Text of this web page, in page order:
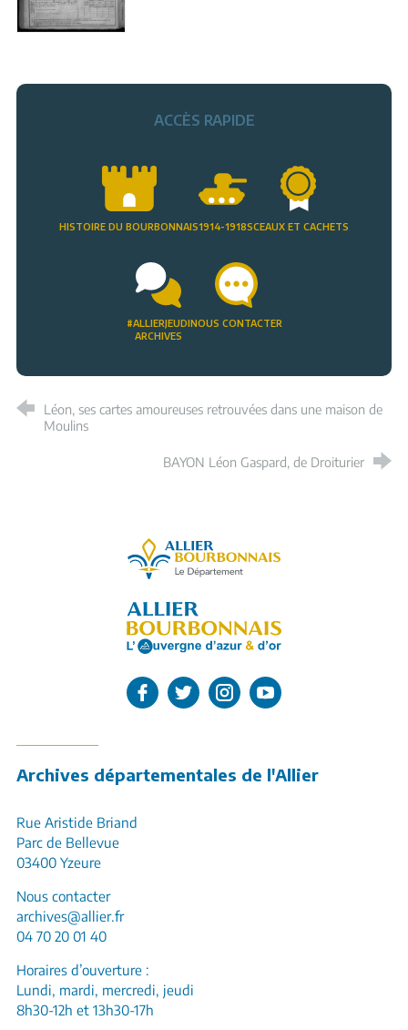
ACCÈS RAPIDE
HISTOIRE DU BOURBONNAIS1914-1918SCEAUX ET CACHETS
#ALLIERJEUDI
ARCHIVES
NOUS CONTACTER
Léon, ses cartes amoureuses retrouvées dans une maison de
Moulins
BAYON Léon Gaspard, de Droiturier
Allier, le département
L'Allier sur Facebook
L'Allier sur Twitter
L'Allier sur Instagram
L'Allier sur Youtube
Archives départementales de l'Allier
Rue Aristide Briand
Parc de Bellevue
03400 Yzeure
Nous contacter
archives@allier.fr
04 70 20 01 40
Horaires d’ouverture :
Lundi, mardi, mercredi, jeudi
8h30-12h et 13h30-17h